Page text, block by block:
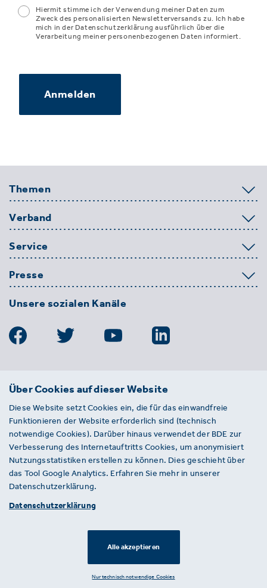
Hiermit stimme ich der Verwendung meiner Daten zum
Zweck des personalisierten Newsletterversands zu. Ich habe
mich in der Datenschutzerklärung ausführlich über die
Verarbeitung meiner personenbezogenen Daten informiert.
Anmelden
Themen
Verband
Service
Presse
Unsere sozialen Kanäle
BDE
Entsorgungs-, Wasser- und
Kreislaufwirtschaft e. V.
Von-der-Heydt-Straße 2
D 10785 Berlin
Sie haben einen Fehler auf unserer Website
gefunden? Ihnen ist ein defekter Link
aufgefallen? Wir freuen uns über Ihren
Über Cookies auf dieser Website
Diese Website setzt Cookies ein, die für das einwandfreie
Funktionieren der Website erforderlich sind (technisch
notwendige Cookies). Darüber hinaus verwendet der BDE zur
Verbesserung des Internetauftritts Cookies, um anonymisiert
Nutzungsstatistiken erstellen zu können. Dies geschieht über
das Tool Google Analytics. Erfahren Sie mehr in unserer
Datenschutzerklärung.
Datenschutzerklärung
Alle akzeptieren
Nur technisch notwendige Cookies